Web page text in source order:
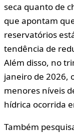
seca quanto de
que apontam
reservatórios
tendência de
Além disso, no
janeiro de 2026,
menores níveis
hídrica ocorrida
Também